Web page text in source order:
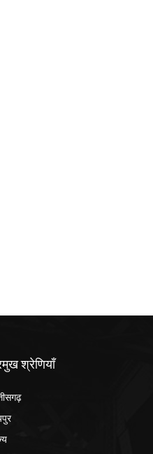
श्रेणियाँ